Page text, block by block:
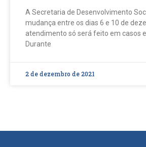
A Secretaria de Desenvolvimento
mudança entre os dias 6 e 10 de
atendimento só será feito em casos
Durante
2 de dezembro de 2021